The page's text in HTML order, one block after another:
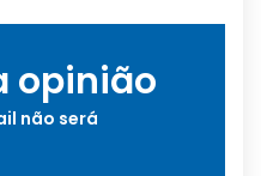
opinião
não será